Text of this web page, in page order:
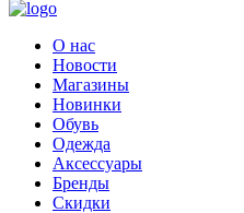
О нас
Новости
Магазины
Новинки
Обувь
Одежда
Аксессуары
Бренды
Скидки